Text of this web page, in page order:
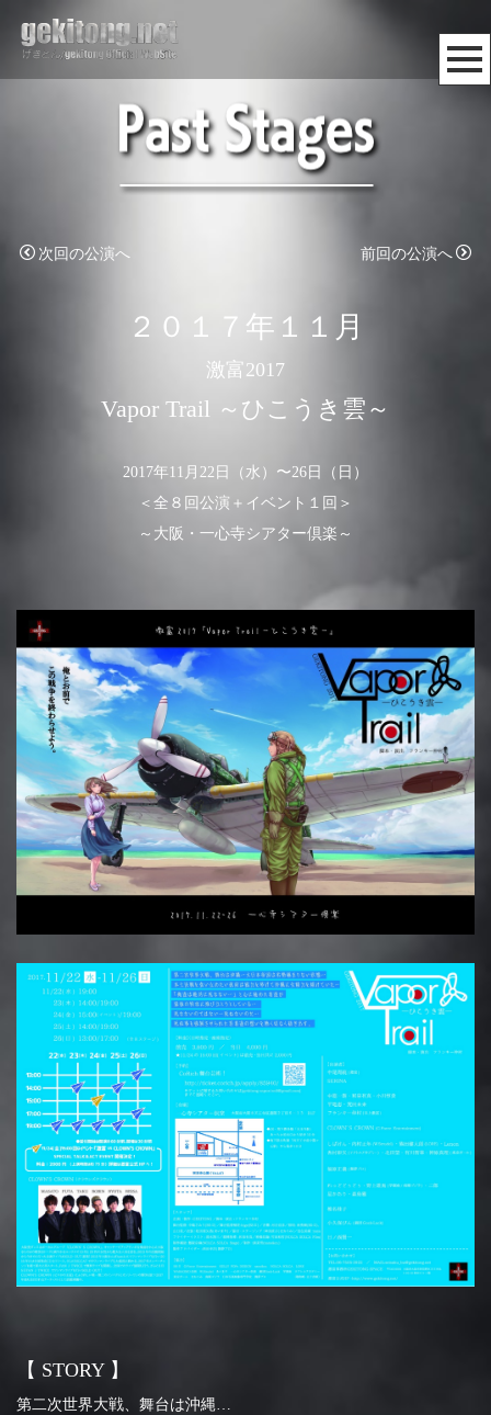
次回の公演へ 前回の公演へ
２０１７年１１月
激富2017
Vapor Trail ～ひこうき雲～
2017年11月22日（水）〜26日（日）
＜全８回公演＋イベント１回＞
～大阪・一心寺シアター倶楽～
【 STORY 】
第二次世界大戦、舞台は沖縄…